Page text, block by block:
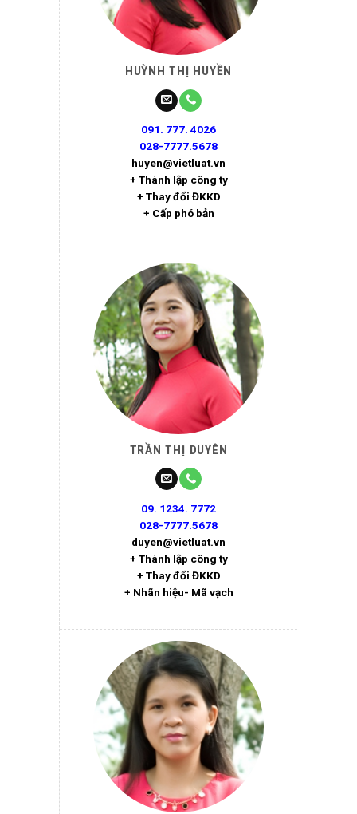
HUỲNH THỊ HUYỀN
091. 777. 4026
028-7777.5678
huyen@vietluat.vn
+ Thành lập công ty
+ Thay đổi ĐKKD
+ Cấp phó bản
TRẦN THỊ DUYÊN
09. 1234. 7772
028-7777.5678
duyen@vietluat.vn
+ Thành lập công ty
+ Thay đổi ĐKKD
+ Nhãn hiệu- Mã vạch